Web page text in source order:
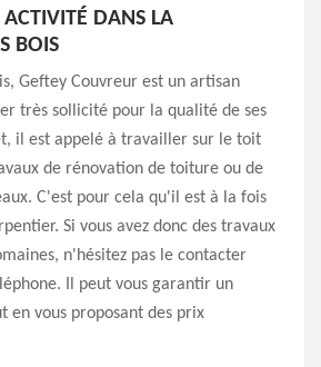
DANS LA
BOIS
Geftey Couvreur est un artisan
très sollicité pour la qualité de ses
il est appelé à travailler sur le toit
de rénovation de toiture ou de
C'est pour cela qu'il est à la fois
Si vous avez donc des travaux
n'hésitez pas le contacter
Il peut vous garantir un
en vous proposant des prix